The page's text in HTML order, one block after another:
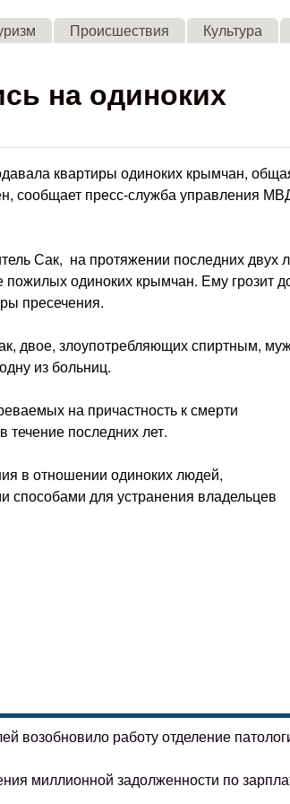
Skip to main content
Происшествия Культура
на одиноких
квартиры одиноких крымчан,
сообщает пресс-служба управления
Сак, на протяжении последних двух
одиноких крымчан. Ему грозит
пресечения.
двое, злоупотребляющих спиртным,
из больниц.
на причастность к смерти
последних лет.
в отношении одиноких людей,
способами для устранения владельцев
возобновило работу отделение
миллионной задолженности по